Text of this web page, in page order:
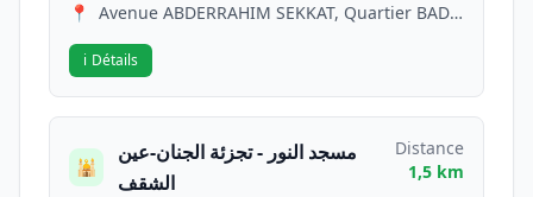
📍
Avenue ABDERRAHIM SEKKAT, Quartier BADR. 30010 FES Morocco
ℹ️ Détails
🕌
مسجد النور - تجزئة الجنان-عين
الشقف
Distance
1,5 km